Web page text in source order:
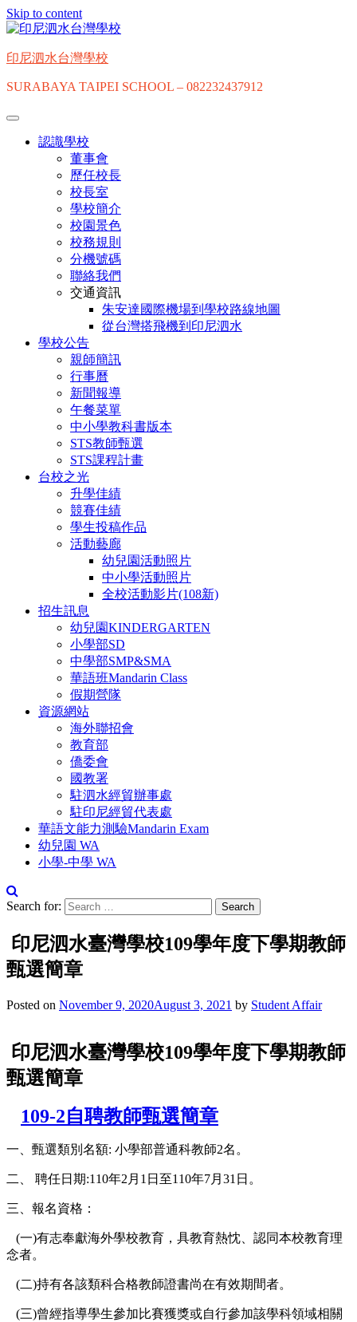
Skip to content
印尼泗水台灣學校
SURABAYA TAIPEI SCHOOL – 082232437912
認識學校
董事會
歷任校長
校長室
學校簡介
校園景色
校務規則
分機號碼
聯絡我們
交通資訊
朱安達國際機場到學校路線地圖
從台灣搭飛機到印尼泗水
學校公告
親師簡訊
行事曆
新聞報導
午餐菜單
中小學教科書版本
STS教師甄選
STS課程計畫
台校之光
升學佳績
競賽佳績
學生投稿作品
活動藝廊
幼兒園活動照片
中小學活動照片
全校活動影片(108新)
招生訊息
幼兒園KINDERGARTEN
小學部SD
中學部SMP&SMA
華語班Mandarin Class
假期營隊
資源網站
海外聯招會
教育部
僑委會
國教署
駐泗水經貿辦事處
駐印尼經貿代表處
華語文能力測驗Mandarin Exam
幼兒園 WA
小學-中學 WA
Search for:
印尼泗水臺灣學校109學年度下學期教師
甄選簡章
Posted on November 9, 2020August 3, 2021 by Student Affair
印尼泗水臺灣學校109學年度下學期教師
甄選簡章
109-2自聘教師甄選簡章
一、甄選類別名額: 小學部普通科教師2名。
二、 聘任日期:110年2月1日至110年7月31日。
三、報名資格：
(一)有志奉獻海外學校教育，具教育熱忱、認同本校教育理
念者。
(二)持有各該類科合格教師證書尚在有效期間者。
(三)曾經指導學生參加比賽獲獎或自行參加該學科領域相關